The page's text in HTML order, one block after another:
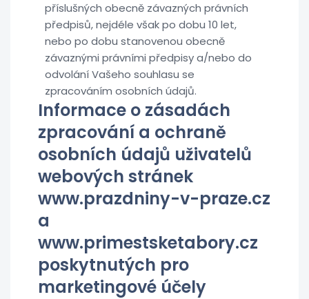
příslušných obecně závazných právních
předpisů, nejdéle však po dobu 10 let,
nebo po dobu stanovenou obecně
závaznými právními předpisy a/nebo do
odvolání Vašeho souhlasu se
zpracováním osobních údajů.
Informace o zásadách
zpracování a ochraně
osobních údajů uživatelů
webových stránek
www.prazdniny-v-praze.cz
a
www.primestsketabory.cz
poskytnutých pro
marketingové účely